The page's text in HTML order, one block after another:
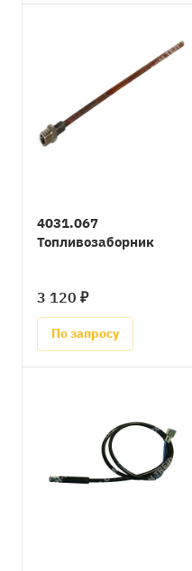
4031.067
Топливозаборник
3 120 ₽
По запросу